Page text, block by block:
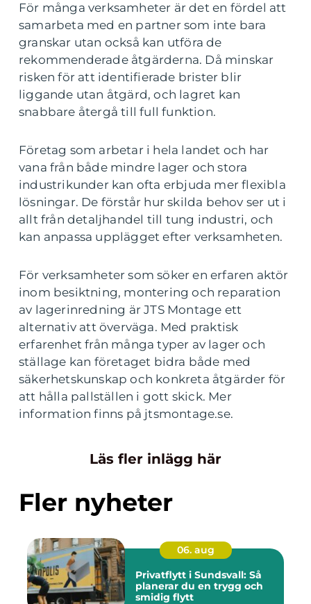
För många verksamheter är det en fördel att
samarbeta med en partner som inte bara
granskar utan också kan utföra de
rekommenderade åtgärderna. Då minskar
risken för att identifierade brister blir
liggande utan åtgärd, och lagret kan
snabbare återgå till full funktion.
Företag som arbetar i hela landet och har
vana från både mindre lager och stora
industrikunder kan ofta erbjuda mer flexibla
lösningar. De förstår hur skilda behov ser ut i
allt från detaljhandel till tung industri, och
kan anpassa upplägget efter verksamheten.
För verksamheter som söker en erfaren aktör
inom besiktning, montering och reparation
av lagerinredning är JTS Montage ett
alternativ att överväga. Med praktisk
erfarenhet från många typer av lager och
ställage kan företaget bidra både med
säkerhetskunskap och konkreta åtgärder för
att hålla pallställen i gott skick. Mer
information finns på jtsmontage.se.
Läs fler inlägg här
Fler nyheter
06. aug
Privatflytt i Sundsvall: Så
planerar du en trygg och
smidig flytt